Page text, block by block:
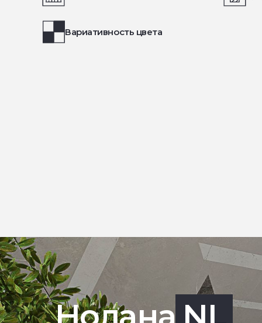
Вариативность цвета